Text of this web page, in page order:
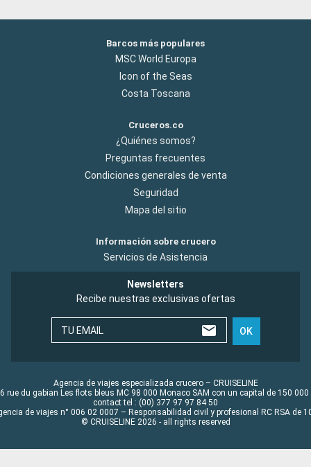
Barcos más populares
MSC World Europa
Icon of the Seas
Costa Toscana
Cruceros.co
¿Quiénes somos?
Preguntas frecuentes
Condiciones generales de venta
Seguridad
Mapa del sitio
Información sobre crucero
Servicios de Asistencia
Newsletters
Recibe nuestras exclusivas ofertas
TU EMAIL OK
Agencia de viajes especializada crucero – CRUISELINE
rue du gabian Les flots bleus MC 98 000 Monaco SAM con un capital de 150 000
contact tel : (00) 377 97 97 84 50
de viajes n° 006 02 0007 – Responsabilidad civil y profesional RC RSA de
© CRUISELINE 2026 - all rights reserved